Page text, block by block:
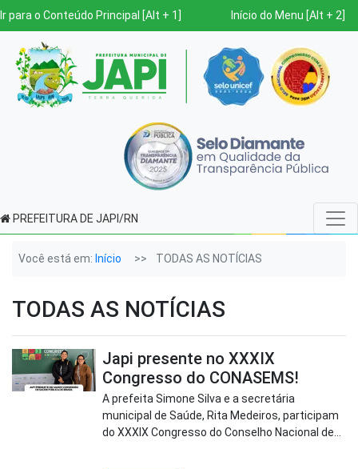
Ir para o Conteúdo Principal [Alt + 1] Início do Menu [Alt + 2]
PREFEITURA DE JAPI/RN
Você está em: Início TODAS AS NOTÍCIAS
TODAS AS NOTÍCIAS
Japi presente no XXXIX
Congresso do CONASEMS!
A prefeita Simone Silva e a secretária
municipal de Saúde, Rita Medeiros, participam
do XXXIX Congresso do Conselho Nacional de...